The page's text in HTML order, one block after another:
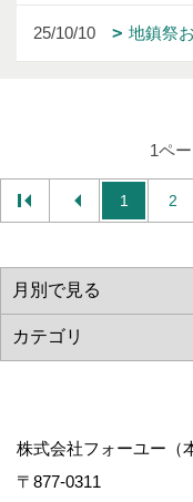
25/10/10 地鎮祭
1ペ
1 2
株式会社フォーユー（
〒877-0311